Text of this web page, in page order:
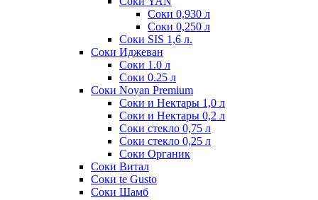
Соки 0,930 л
Соки 0,250 л
Соки SIS 1,6 л.
Соки Иджеван
Соки 1.0 л
Соки 0.25 л
Соки Noyan Premium
Соки и Нектары 1,0 л
Соки и Нектары 0,2 л
Соки стекло 0,75 л
Соки стекло 0,25 л
Соки Органик
Соки Витал
Соки te Gusto
Соки Шамб